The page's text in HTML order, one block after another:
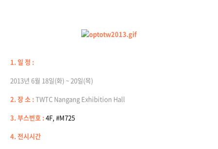
1. 일 정 :
2013년 6월 18일(화) ~ 20일(목)
2. 장 소 :TWTC Nangang Exhibition Hall
3. 부스번호 :4F, #M725
4. 전시시간